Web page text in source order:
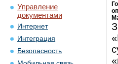
Управление
документами
Интернет
Интеграция
Безопасность